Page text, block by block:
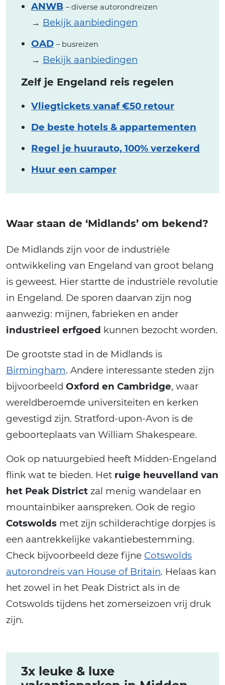
ANWB – diverse autorondreizen
→ Bekijk aanbiedingen
OAD – busreizen
→ Bekijk aanbiedingen
Zelf je Engeland reis regelen
Vliegtickets vanaf €50 retour
De beste hotels & appartementen
Regel je huurauto, 100% verzekerd
Huur een camper
Waar staan de ‘Midlands’ om bekend?
De Midlands zijn voor de industriële
ontwikkeling van Engeland van groot belang
is geweest. Hier startte de industriële revolutie
in Engeland. De sporen daarvan zijn nog
aanwezig: mijnen, fabrieken en ander
industrieel erfgoed kunnen bezocht worden.
De grootste stad in de Midlands is
Birmingham. Andere interessante steden zijn
bijvoorbeeld Oxford en Cambridge, waar
wereldberoemde universiteiten en kerken
gevestigd zijn. Stratford-upon-Avon is de
geboorteplaats van William Shakespeare.
Ook op natuurgebied heeft Midden-Engeland
flink wat te bieden. Het ruige heuvelland van
het Peak District zal menig wandelaar en
mountainbiker aanspreken. Ook de regio
Cotswolds met zijn schilderachtige dorpjes is
een aantrekkelijke vakantiebestemming.
Check bijvoorbeeld deze fijne Cotswolds
autorondreis van House of Britain. Helaas kan
het zowel in het Peak District als in de
Cotswolds tijdens het zomerseizoen vrij druk
zijn.
3x leuke & luxe